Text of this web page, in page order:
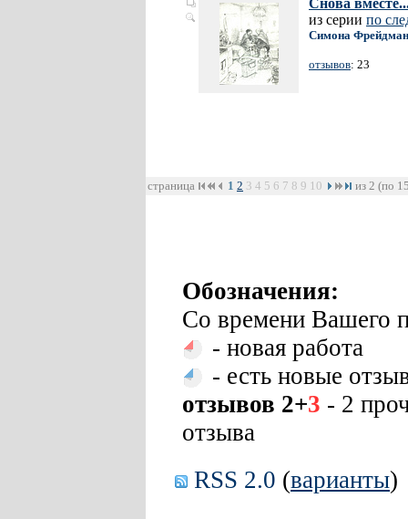
Снова
из серии по
Симона Фрейдман
отзывов: 23
страница 1 2 3 4 5 6 7 8 9 10 из 2 (по
Обозначения:
Со времени Вашего
- новая работа
- есть новые
отзывов 2+3 - 2
отзыва
RSS 2.0 (варианты)